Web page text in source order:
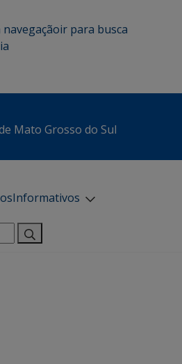
ir para busca
Mato Grosso do Sul
Informativos